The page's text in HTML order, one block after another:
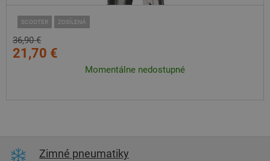
SCOOTER ZOSÍLENÁ
36,90 €
21,70 €
Momentálne nedostupné
Zimné pneumatiky